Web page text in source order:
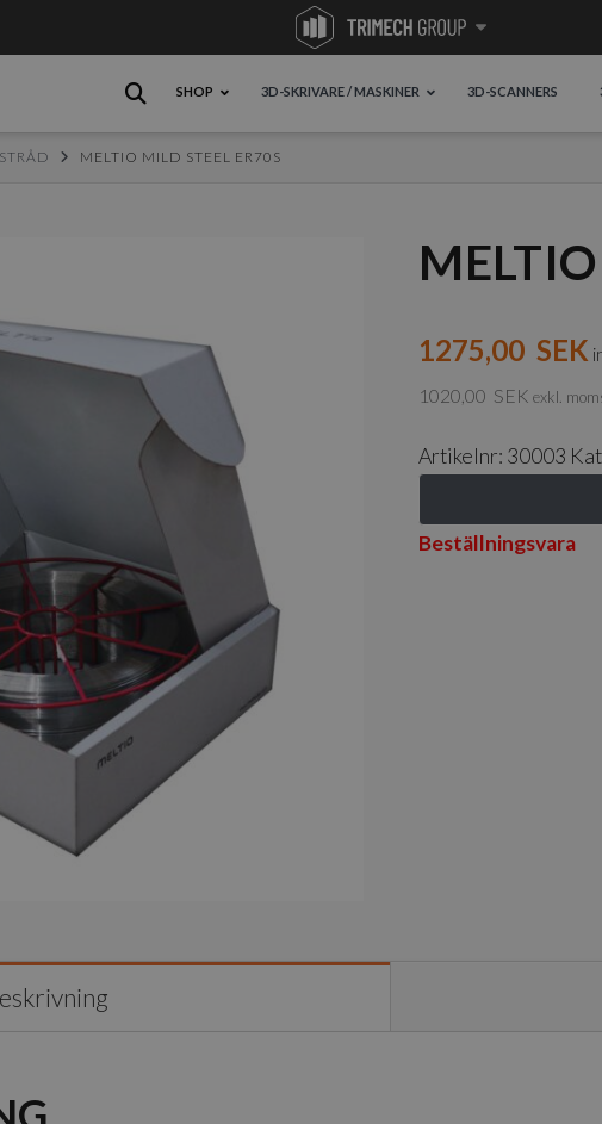
SHOP 3D-SKRIVARE / MASKINER 3D-SCANNERS
MELTIO MILD STEEL ER70S
1275,00 SEK
1020,00 SEK exkl.
Artikelnr: 30003
Beställningsvara